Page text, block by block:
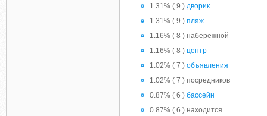
1.31% ( 9 ) дворик
1.31% ( 9 ) пляж
1.16% ( 8 ) набережной
1.16% ( 8 ) центр
1.02% ( 7 ) объявления
1.02% ( 7 ) посредников
0.87% ( 6 ) бассейн
0.87% ( 6 ) находится